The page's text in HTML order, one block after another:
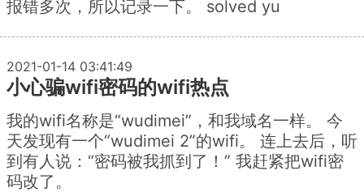
报错多次，所以记录一下。 solved yu
2021-01-14 03:41:49
小心骗wifi密码的wifi热点
我的wifi名称是“wudimei”，和我域名一样。 今
天发现有一个“wudimei 2”的wifi。 连上去后，听
到有人说：“密码被我抓到了！” 我赶紧把wifi密
码改了。